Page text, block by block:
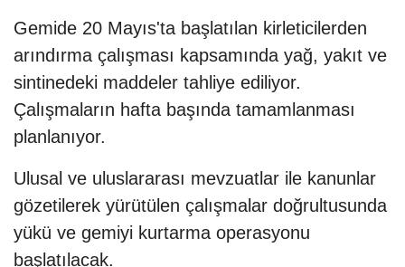
Gemide 20 Mayıs'ta başlatılan kirleticilerden
arındırma çalışması kapsamında yağ, yakıt ve
sintinedeki maddeler tahliye ediliyor.
Çalışmaların hafta başında tamamlanması
planlanıyor.
Ulusal ve uluslararası mevzuatlar ile kanunlar
gözetilerek yürütülen çalışmalar doğrultusunda
yükü ve gemiyi kurtarma operasyonu
başlatılacak.